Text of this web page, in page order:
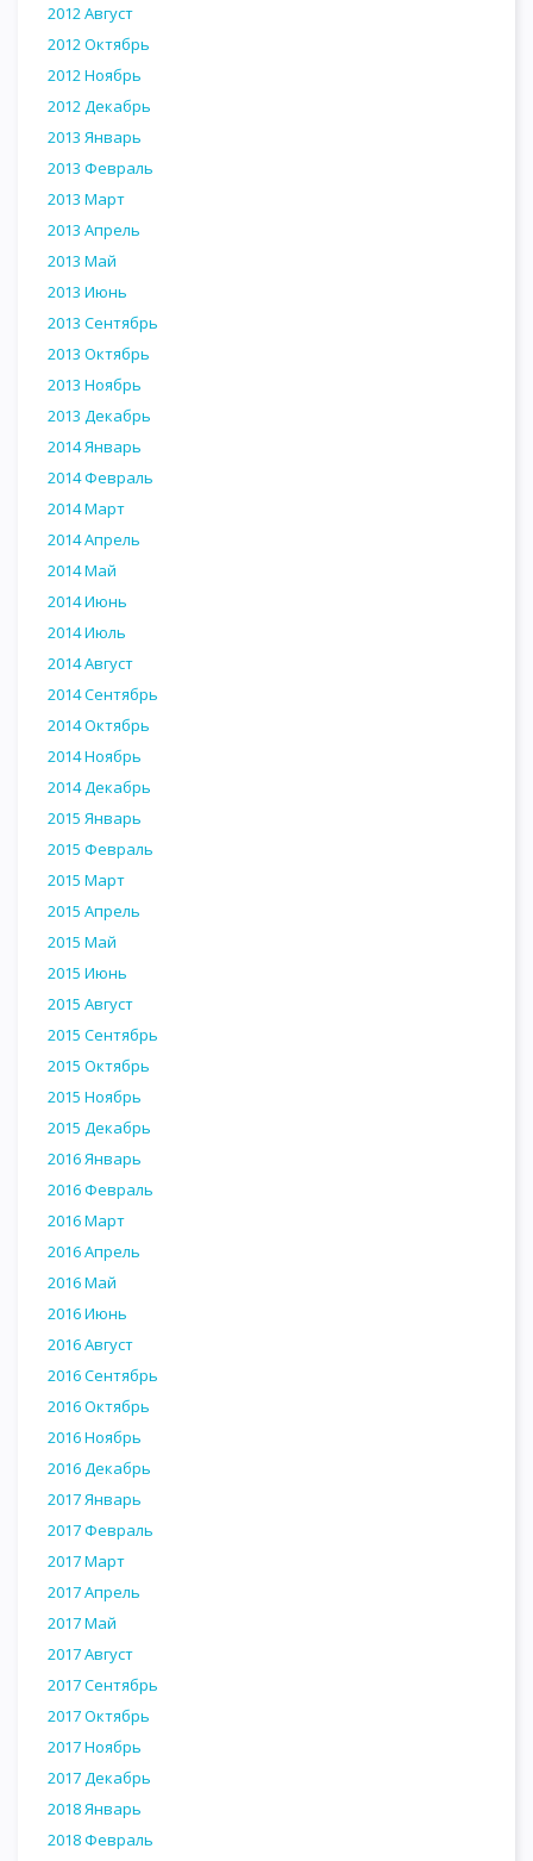
2012 Август
2012 Октябрь
2012 Ноябрь
2012 Декабрь
2013 Январь
2013 Февраль
2013 Март
2013 Апрель
2013 Май
2013 Июнь
2013 Сентябрь
2013 Октябрь
2013 Ноябрь
2013 Декабрь
2014 Январь
2014 Февраль
2014 Март
2014 Апрель
2014 Май
2014 Июнь
2014 Июль
2014 Август
2014 Сентябрь
2014 Октябрь
2014 Ноябрь
2014 Декабрь
2015 Январь
2015 Февраль
2015 Март
2015 Апрель
2015 Май
2015 Июнь
2015 Август
2015 Сентябрь
2015 Октябрь
2015 Ноябрь
2015 Декабрь
2016 Январь
2016 Февраль
2016 Март
2016 Апрель
2016 Май
2016 Июнь
2016 Август
2016 Сентябрь
2016 Октябрь
2016 Ноябрь
2016 Декабрь
2017 Январь
2017 Февраль
2017 Март
2017 Апрель
2017 Май
2017 Август
2017 Сентябрь
2017 Октябрь
2017 Ноябрь
2017 Декабрь
2018 Январь
2018 Февраль